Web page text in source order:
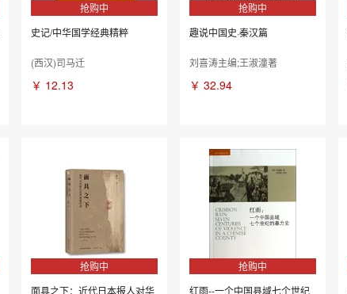
抢购中
史记/中华国学经典精粹
(西汉)司马迁
￥ 12.13
抢购中
趣说中国史·秦汉篇
刘喜涛主编;王淑潼著
￥ 32.94
抢购中
面具之下：近代日本报人对华
抢购中
红雨--一个中国县域七个世纪